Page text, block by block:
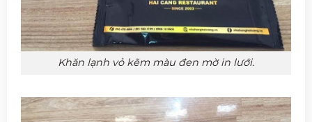
Khăn lạnh vỏ kẽm màu đen mờ in lưới.